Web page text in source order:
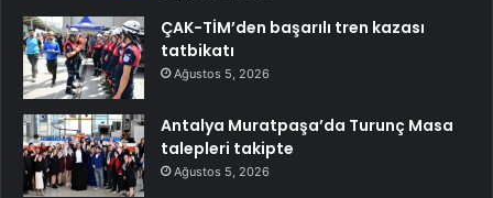
ÇAK-TİM’den başarılı tren kazası
tatbikatı
Ağustos 5, 2026
Antalya Muratpaşa’da Turunç Masa
talepleri takipte
Ağustos 5, 2026